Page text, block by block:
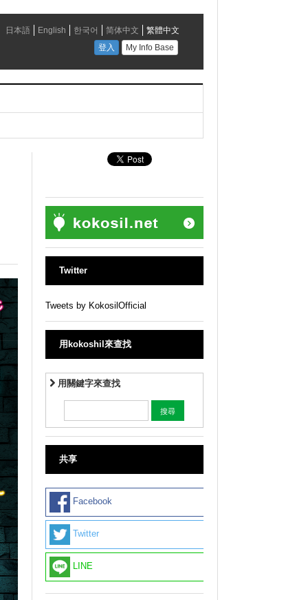
Twitter
Tweets by KokosilOfficial
用kokoshil來查找
用關鍵字來查找
共享
Facebook
Twitter
LINE